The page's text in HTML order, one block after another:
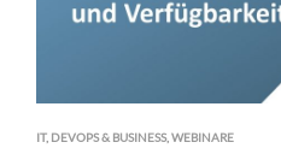
IT, DEVOPS & BUSINESS, WEBINARE